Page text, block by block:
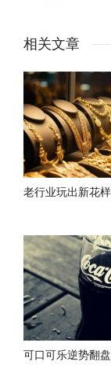
相关文章
老行业玩出新花样
可口可乐逆势翻盘